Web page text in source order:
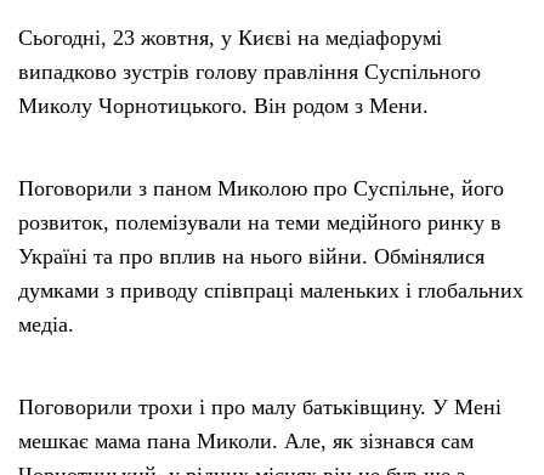
Сьогодні, 23 жовтня, у Києві на медіафорумі
випадково зустрів голову правління Суспільного
Миколу Чорнотицького. Він родом з Мени.
Поговорили з паном Миколою про Суспільне, його
розвиток, полемізували на теми медійного ринку в
Україні та про вплив на нього війни. Обмінялися
думками з приводу співпраці маленьких і глобальних
медіа.
Поговорили трохи і про малу батьківщину. У Мені
мешкає мама пана Миколи. Але, як зізнався сам